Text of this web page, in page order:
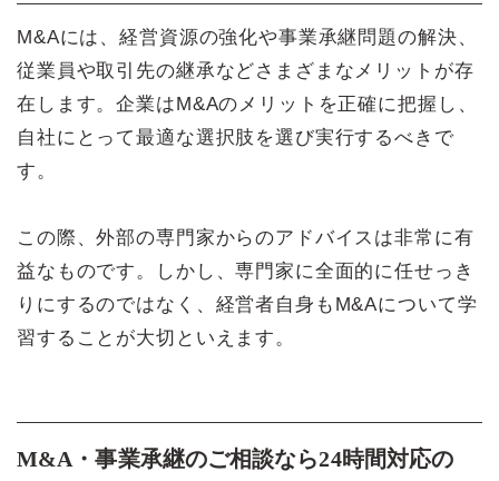
M&Aには、経営資源の強化や事業承継問題の解決、
従業員や取引先の継承などさまざまなメリットが存
在します。企業はM&Aのメリットを正確に把握し、
自社にとって最適な選択肢を選び実行するべきで
す。
この際、外部の専門家からのアドバイスは非常に有
益なものです。しかし、専門家に全面的に任せっき
りにするのではなく、経営者自身もM&Aについて学
習することが大切といえます。
M&A・事業承継のご相談なら24時間対応の